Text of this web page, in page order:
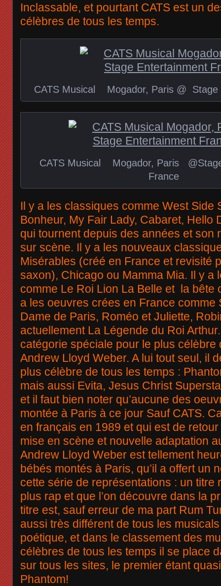
Inclassable, et pourtant CATS est un
célèbres de tous les temps.
CATS Musical Mogador, Paris @ Stage
CATS Musical Mogador, Paris
France
Il y a les classiques comme West Side
Bonheur, My Fair Lady, Cabaret, Hello
qui tournent depuis des années et son
sur scène. Il y a les nouveaux
Misérables (créé en France et revisité
saxon), Chicago ou Mamma Mia. Il y a
comme Le Roi Lion La Belle et la bête
a les oeuvres crées en France comme
Dame de Paris, Roméo et Juliette,
actuellement La Légende du Roi
catégorie spéciale pour le plus célèbre
Andrew Lloyd Weber. A lui tout seul, il
plus célèbre de tous les temps :
mais aussi Evita, Jesus Christ
et il faut bien noter qu’aucune des
montée à Paris à ce jour Sauf CATS.
en français en 1989 et qui est de
mise en scène et nouvelle adaptation
Andrew Lloyd Weber est tellement
bébés montés à Paris, qu’il a offert un
cette série de représentations : un titre
plus rap et que l’on découvre dans la
titre est, sauf erreur de ma part Rum
aussi très différent de tous les
poétique, et dans le classement des
célèbres de tous les temps il se place
sur tous les sites, le premier étant
Phantom!